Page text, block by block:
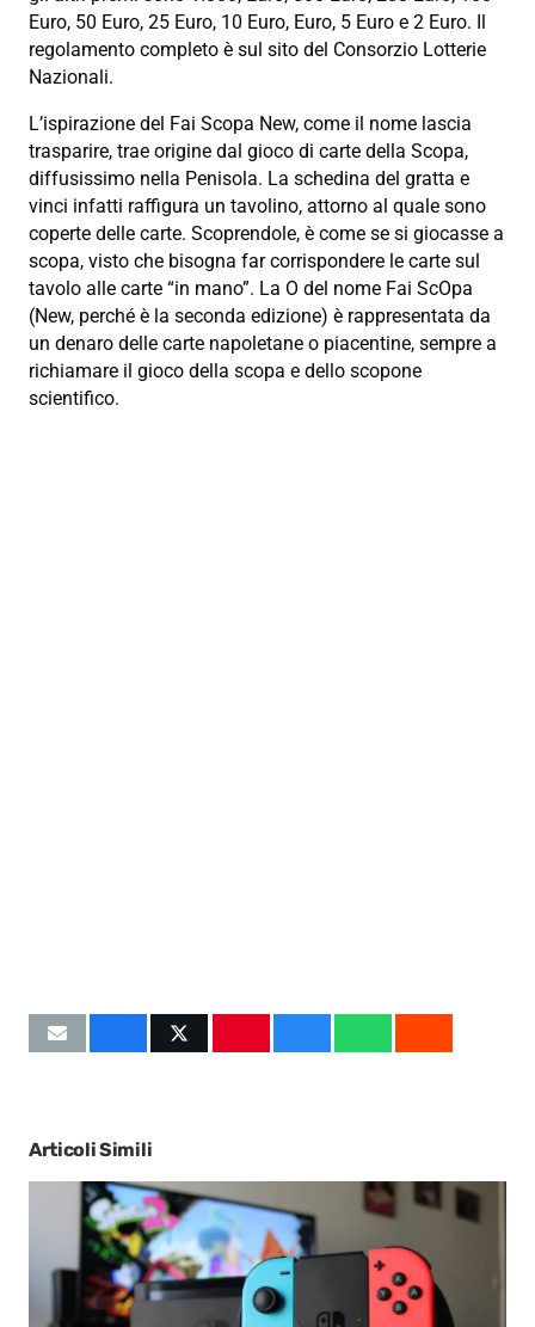
Euro, 50 Euro, 25 Euro, 10 Euro, Euro, 5 Euro e 2 Euro. Il
regolamento completo è sul sito del Consorzio Lotterie
Nazionali.
L’ispirazione del Fai Scopa New, come il nome lascia
trasparire, trae origine dal gioco di carte della Scopa,
diffusissimo nella Penisola. La schedina del gratta e
vinci infatti raffigura un tavolino, attorno al quale sono
coperte delle carte. Scoprendole, è come se si giocasse a
scopa, visto che bisogna far corrispondere le carte sul
tavolo alle carte “in mano”. La O del nome Fai ScOpa
(New, perché è la seconda edizione) è rappresentata da
un denaro delle carte napoletane o piacentine, sempre a
richiamare il gioco della scopa e dello scopone
scientifico.
Articoli Simili